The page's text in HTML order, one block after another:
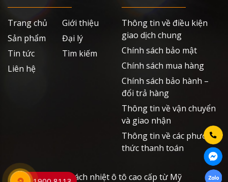
Trang chủ
Giới thiệu
Sản phẩm
Đại lý
Tin tức
Tìm kiếm
Liên hệ
Thông tin về điều kiện
giao dịch chung
Chính sách bảo mật
Chính sách mua hàng
Chính sách bảo hành –
đổi trả hàng
Thông tin về vận chuyển
và giao nhận
Thông tin về các phương
thức thanh toán
Phim cách nhiệt ô tô cao cấp từ Mỹ